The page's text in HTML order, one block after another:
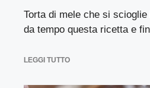
Torta di mele che si
da tempo questa ricetta e
LEGGI TUTTO